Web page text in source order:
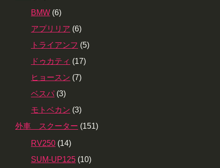
BMW (6)
アプリリア (6)
トライアンフ (5)
ドゥカティ (17)
ヒョースン (7)
ベスパ (3)
モトベカン (3)
外車 スクーター (151)
RV250 (14)
SUM-UP125 (10)